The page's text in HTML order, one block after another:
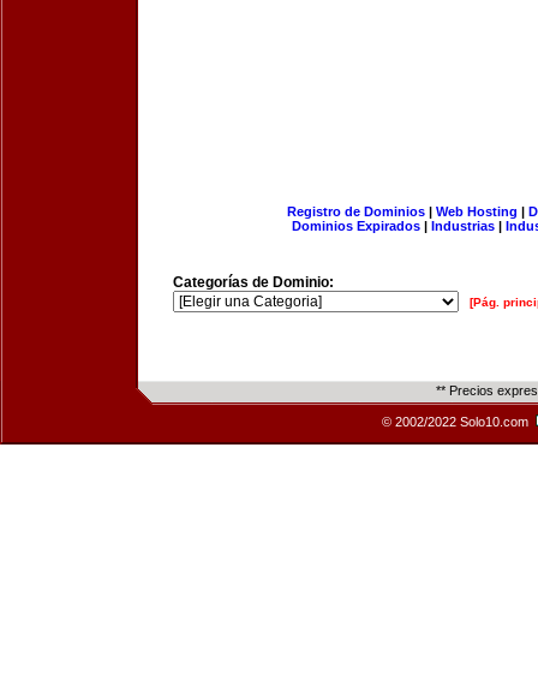
Registro de Dominios| Web Hosting |
Dominios Expirados | Industrias |
Categorías de Dominio:
[Pág.
** Precios
© 2002/2022 Solo10.com